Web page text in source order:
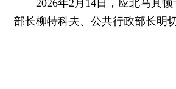
2026年2月14日，应北马其
部长柳特科夫、公共行政部长明